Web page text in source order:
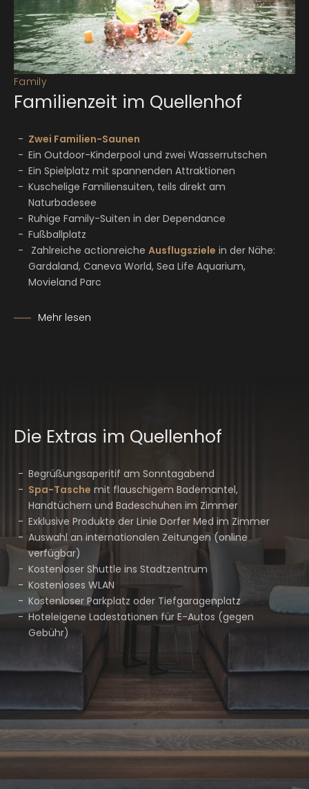
Familienzeit im Quellenhof
Family
Zwei Familien-Saunen
Ein Outdoor-Kinderpool und zwei Wasserrutschen
Ein Spielplatz mit spannenden Attraktionen
Kuschelige Familiensuiten, teils direkt am
Naturbadesee
Ruhige Family-Suiten in der Dependance
Fußballplatz
Zahlreiche actionreiche Ausflugsziele in der Nähe:
Gardaland, Caneva World, Sea Life Aquarium,
Movieland Parc
Mehr lesen
Die Extras im Quellenhof
Begrüßungsaperitif am Sonntagabend
Spa-Tasche mit flauschigem Bademantel,
Handtüchern und Badeschuhen im Zimmer
Exklusive Produkte der Linie Dorfer Med im Zimmer
Auswahl an internationalen Zeitungen (online
verfügbar)
Kostenloser Shuttle ins Stadtzentrum
Kostenloses WLAN
Kostenloser Parkplatz oder Tiefgaragenplatz
Hoteleigene Ladestationen für E-Autos (gegen
Gebühr)